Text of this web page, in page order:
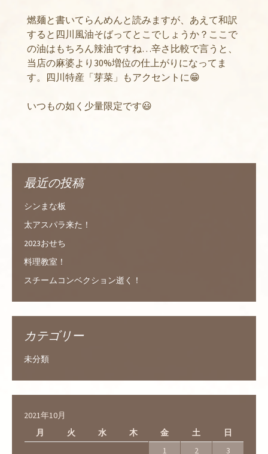
燃麺と書いてらんめんと読みますが、あえて和訳
すると四川風油そばってとこでしょうか？ここで
の油はもちろん辣油ですね…辛さ比較で言うと、
当店の麻婆より30%増位の仕上がりになってま
す。四川特産「芽菜」もアクセントに😁
いつもの如く少量限定です😃
最近の投稿
シンまな板
太アスパラ来た！
2023おせち
料理教室！
スチームコンベクション逝く！
カテゴリー
未分類
2021年10月
月
火 水 木 金 土
日
1
2 3